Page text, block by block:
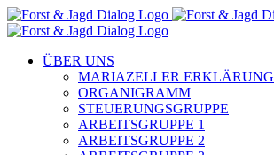
Zum
Inhalt
ÜBER UNS
MARIAZELLER ERKLÄRUNG
ORGANIGRAMM
STEUERUNGSGRUPPE
ARBEITSGRUPPE 1
ARBEITSGRUPPE 2